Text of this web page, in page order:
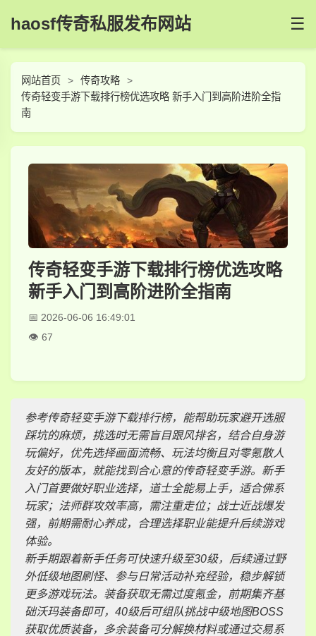
haosf传奇私服发布网站 ☰
网站首页
传奇攻略
传奇轻变手游下载排行榜优选攻略 新手入门到高阶进阶全指
南
传奇轻变手游下载排行榜优选攻略
新手入门到高阶进阶全指南
2026-06-06 16:49:01
67
参考传奇轻变手游下载排行榜，能帮助玩家避开选服
踩坑的麻烦，挑选时无需盲目跟风排名，结合自身游
玩偏好，优先选择画面流畅、玩法均衡且对零氪散人
友好的版本，就能找到合心意的传奇轻变手游。新手
入门首要做好职业选择，道士全能易上手，适合佛系
玩家；法师群攻效率高，需注重走位；战士近战爆发
强，前期需耐心养成，合理选择职业能提升后续游戏
体验。
新手期跟着新手任务可快速升级至30级，后续通过野
外低级地图刷怪、参与日常活动补充经验，稳步解锁
更多游戏玩法。装备获取无需过度氪金，前期集齐基
础沃玛装备即可，40级后可组队挑战中级地图BOSS
获取优质装备，多余装备可分解换材料或通过交易系